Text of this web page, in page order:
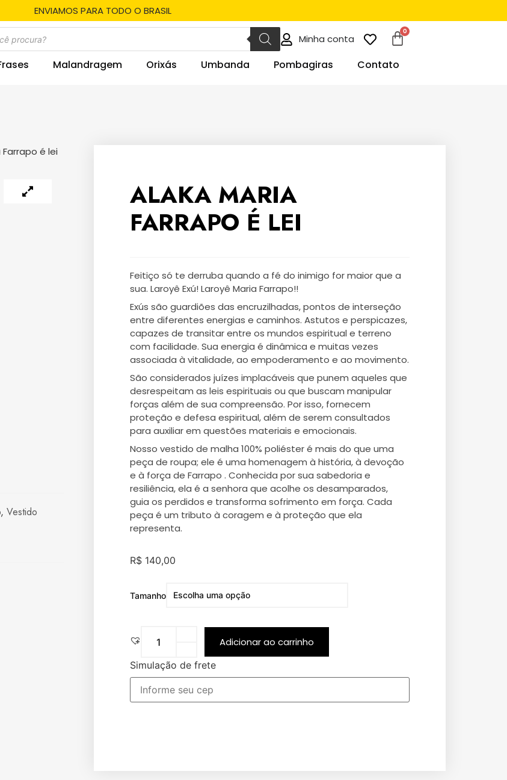
ENVIAMOS PARA TODO O BRASIL
Minha conta
Malandragem Orixás Umbanda Pombagiras Contato
Farrapo é lei
, Vestido
ALAKA MARIA
FARRAPO É LEI
Feitiço só te derruba quando a fé do inimigo for maior que a
sua. Laroyê Exú! Laroyê Maria Farrapo!!
Exús são guardiões das encruzilhadas, pontos de interseção
entre diferentes energias e caminhos. Astutos e perspicazes,
capazes de transitar entre os mundos espiritual e terreno
com facilidade. Sua energia é dinâmica e muitas vezes
associada à vitalidade, ao empoderamento e ao movimento.
São considerados juízes implacáveis que punem aqueles que
desrespeitam as leis espirituais ou que buscam manipular
forças além de sua compreensão. Por isso, fornecem
proteção e defesa espiritual, além de serem consultados
para auxiliar em questões materiais e emocionais.
Nosso vestido de malha 100% poliéster é mais do que uma
peça de roupa; ele é uma homenagem à história, à devoção
e à força de Farrapo . Conhecida por sua sabedoria e
resiliência, ela é a senhora que acolhe os desamparados,
guia os perdidos e transforma sofrimento em força. Cada
peça é um tributo à coragem e à proteção que ela
representa.
R$ 140,00
Tamanho
Adicionar ao carrinho
Simulação de frete